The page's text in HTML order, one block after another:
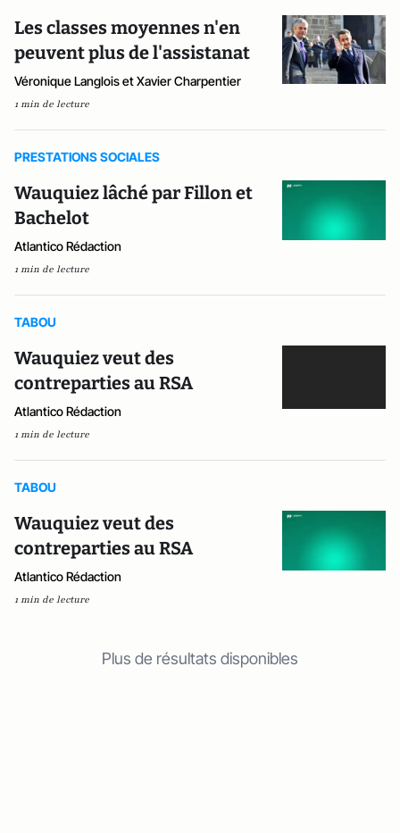
Les classes moyennes n'en
peuvent plus de l'assistanat
Véronique Langlois et Xavier Charpentier
1 min de lecture
PRESTATIONS SOCIALES
Wauquiez lâché par Fillon et
Bachelot
Atlantico Rédaction
1 min de lecture
TABOU
Wauquiez veut des
contreparties au RSA
Atlantico Rédaction
1 min de lecture
TABOU
Wauquiez veut des
contreparties au RSA
Atlantico Rédaction
1 min de lecture
Plus de résultats disponibles